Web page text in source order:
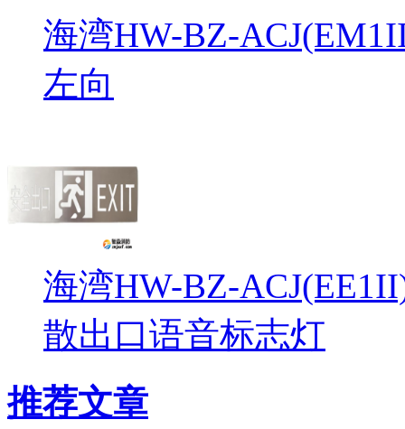
海湾HW-BZ-
左向
海湾HW-BZ-
散出口语音标志灯
推荐文章